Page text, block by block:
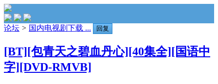
论坛 > 国内电视剧下载 ... 回复
[BT][包青天之碧血丹心][40集全][国语中
字][DVD-RMVB]